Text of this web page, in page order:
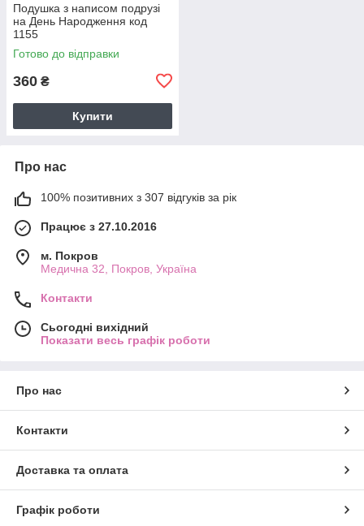
Подушка з написом подрузі
на День Народження код
1155
Готово до відправки
360 ₴
Купити
Про нас
100% позитивних з 307 відгуків за рік
Працює з 27.10.2016
м. Покров
Медична 32, Покров, Україна
Контакти
Сьогодні вихідний
Показати весь графік роботи
Про нас
Контакти
Доставка та оплата
Графік роботи